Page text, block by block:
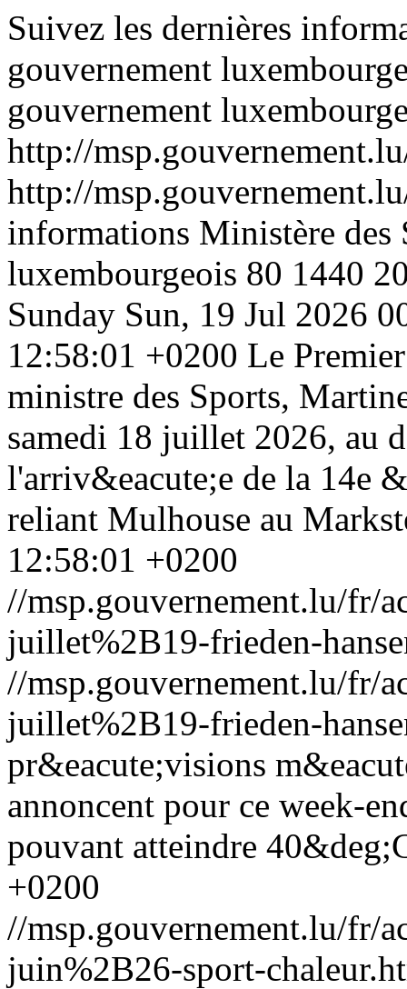
Suivez les dernières
gouvernement
gouvernement
http://
http://
informations Ministère des
luxembourgeois 80 1440
Sunday Sun, 19 Jul 2026
12:58:01 +0200 Le
ministre des Sports,
samedi 18 juillet 2026, au
l'arriv&eacute;e de la 14e
reliant Mulhouse au
12:58:01 +0200
//msp.gouvernement.lu/fr/
juillet%2B19-frieden-
//msp.gouvernement.lu/fr/
juillet%2B19-frieden-
pr&eacute;visions
annoncent pour ce week-
pouvant atteindre
+0200
//msp.gouvernement.lu/fr/
juin%2B26-sport-